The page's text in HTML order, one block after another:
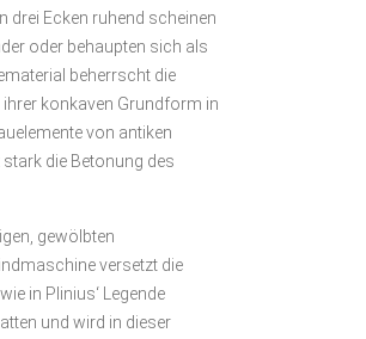
drei Ecken ruhend scheinen
oder behaupten sich als
beherrscht die
ihrer konkaven Grundform in
von antiken
die Betonung des
gewölbten
versetzt die
in Plinius‘ Legende
und wird in dieser